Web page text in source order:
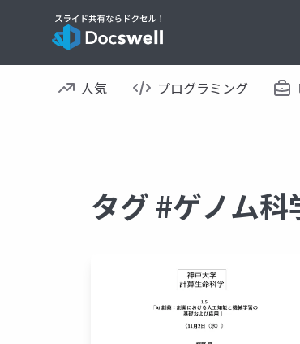
人気 プログラミング
タグ #ゲノム